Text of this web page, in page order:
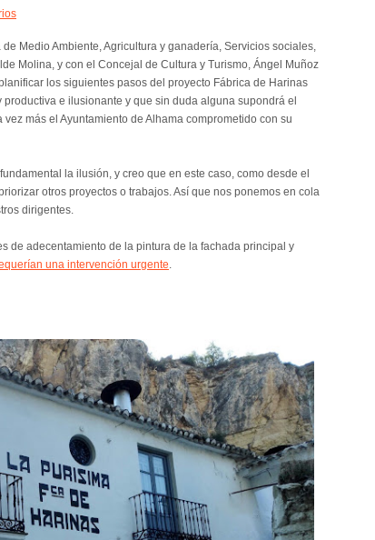
Medio Ambiente, Agricultura y ganadería, Servicios sociales,
Molina, y con el Concejal de Cultura y Turismo, Ángel Muñoz
los siguientes pasos del proyecto Fábrica de Harinas
e ilusionante y que sin duda alguna supondrá el
más el Ayuntamiento de Alhama comprometido con su
la ilusión, y creo que en este caso, como desde el
otros proyectos o trabajos. Así que nos ponemos en cola
dirigentes.
de adecentamiento de la pintura de la fachada principal y
una intervención urgente.